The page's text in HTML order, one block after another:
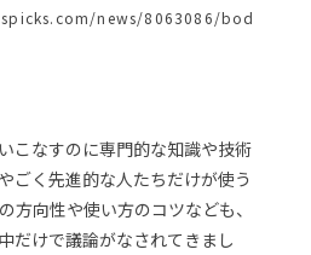
news/8063086/bod
こなすのに専門的な知識や技術
ごく先進的な人たちだけが使う
方向性や使い方のコツなども、
だけで議論がなされてきまし